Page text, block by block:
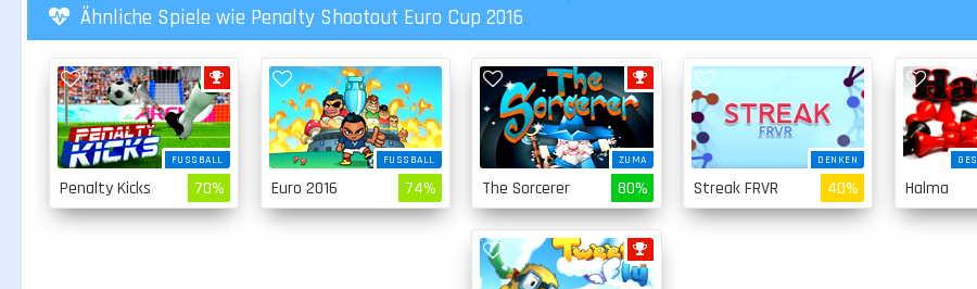
Ähnliche Spiele wie Penalty Shootout Euro Cup 2016
FUSSBALL
Penalty Kicks 70%
FUSSBALL
Euro 2016 74%
ZUMA
The Sorcerer 80%
DENKEN
Streak FRVR 40% Halma